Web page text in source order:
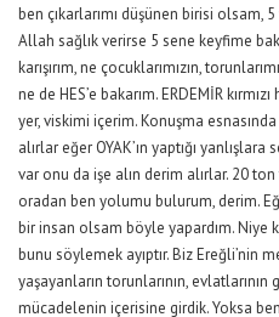
ben çıkarlarımı düşünen birisi olsam,
Allah sağlık verirse 5 sene keyfime
karışırım, ne çocuklarımızın,
ne de HES’e bakarım. ERDEMİR
yer, viskimi içerim. Konuşma
alırlar eğer OYAK’ın yaptığı
var onu da işe alın derim alırlar. 20
oradan ben yolumu bulurum, derim.
bir insan olsam böyle yapardım. Niye
bunu söylemek ayıptır. Biz Ereğli’nin
yaşayanların torunlarının,
mücadelenin içerisine girdik. Yoksa